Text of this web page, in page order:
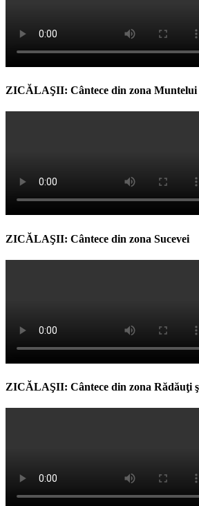
ZICĂLAŞII: Cântece din zona Muntelui
ZICĂLAŞII: Cântece din zona Sucevei
ZICĂLAŞII: Cântece din zona Rădăuţi